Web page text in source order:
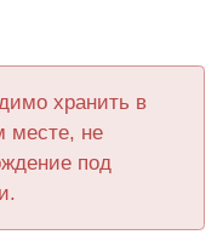
хранить в
месте, не
под